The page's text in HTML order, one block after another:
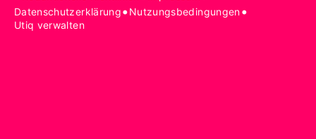
Datenschutzerklärung•Nutzungsbedingungen•
Utiq verwalten